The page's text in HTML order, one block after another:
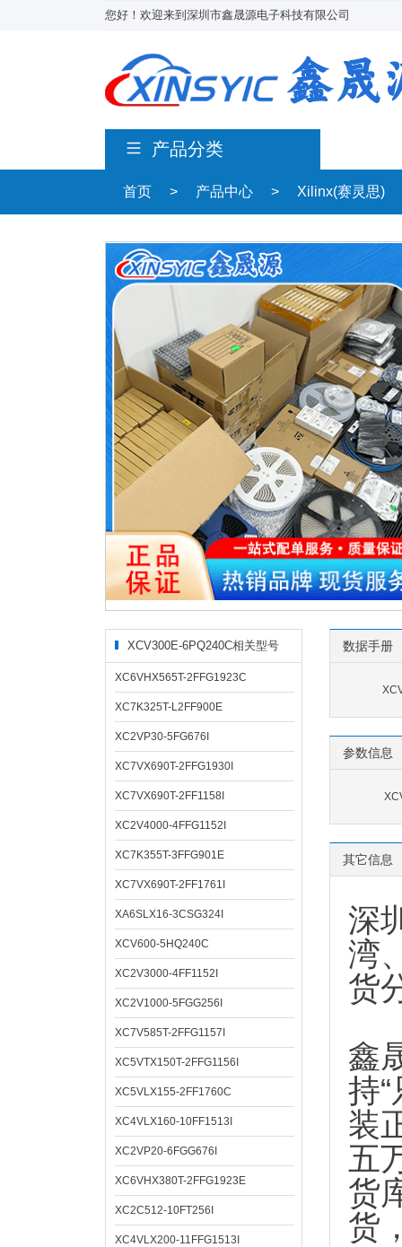
您好！欢迎来到深圳市鑫晟源电子科技有限公司
产品分类
首页 > 产品中心 > Xilinx(赛灵思)
XCV300E-6PQ240C相关型号
XC6VHX565T-2FFG1923C
XC7K325T-L2FF900E
XC2VP30-5FG676I
XC7VX690T-2FFG1930I
XC7VX690T-2FF1158I
XC2V4000-4FFG1152I
XC7K355T-3FFG901E
XC7VX690T-2FF1761I
XA6SLX16-3CSG324I
XCV600-5HQ240C
XC2V3000-4FF1152I
XC2V1000-5FGG256I
XC7V585T-2FFG1157I
XC5VTX150T-2FFG1156I
XC5VLX155-2FF1760C
XC4VLX160-10FF1513I
XC2VP20-6FGG676I
XC6VHX380T-2FFG1923E
XC2C512-10FT256I
XC4VLX200-11FFG1513I
数据手册
参数信息
其它信息
深
湾
货
鑫
持
装
五
货
货